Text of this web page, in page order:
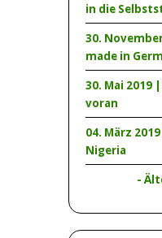
in die
30.
made in
30. Mai 2019
voran
04. März
Nigeria
-